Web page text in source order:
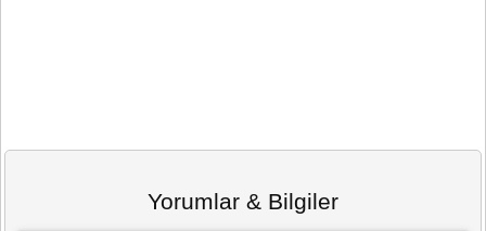
Yorumlar & Bilgiler